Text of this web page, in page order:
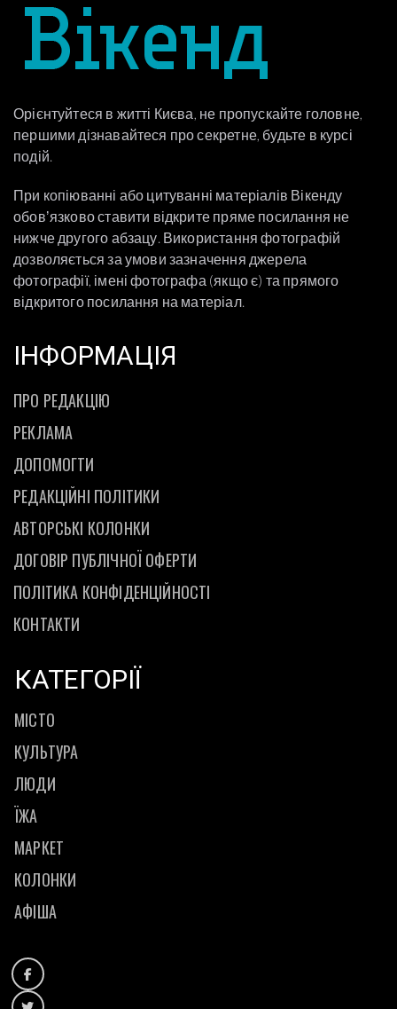
Орієнтуйтеся в житті Києва, не пропускайте головне,
першими дізнавайтеся про секретне, будьте в курсі
подій.
При копіюванні або цитуванні матеріалів Вікенду
обовʼязково ставити відкрите пряме посилання не
нижче другого абзацу. Використання фотографій
дозволяється за умови зазначення джерела
фотографії, імені фотографа (якщо є) та прямого
відкритого посилання на матеріал.
ІНФОРМАЦІЯ
ПРО РЕДАКЦІЮ
РЕКЛАМА
ДОПОМОГТИ
РЕДАКЦІЙНІ ПОЛІТИКИ
АВТОРСЬКІ КОЛОНКИ
ДОГОВІР ПУБЛІЧНОЇ ОФЕРТИ
ПОЛІТИКА КОНФІДЕНЦІЙНОСТІ
КОНТАКТИ
КАТЕГОРІЇ
МІСТО
КУЛЬТУРА
ЛЮДИ
ЇЖА
МАРКЕТ
КОЛОНКИ
АФІША